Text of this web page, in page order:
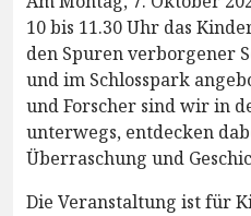
10 bis 11.30 Uhr das
den Spuren verborgener
und im Schlosspark
und Forscher sind wir in
unterwegs, entdecken
Überraschung und
Die Veranstaltung ist für